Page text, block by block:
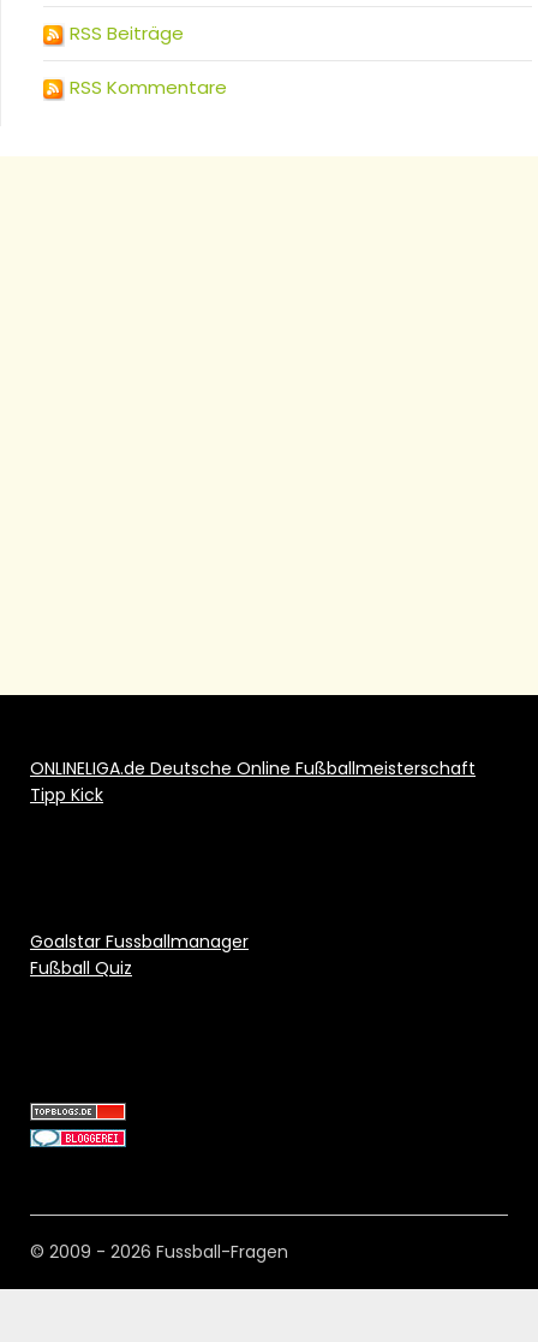
RSS Beiträge
RSS Kommentare
ONLINELIGA.de Deutsche Online Fußballmeisterschaft
Tipp Kick
Goalstar Fussballmanager
Fußball Quiz
© 2009 - 2026 Fussball-Fragen